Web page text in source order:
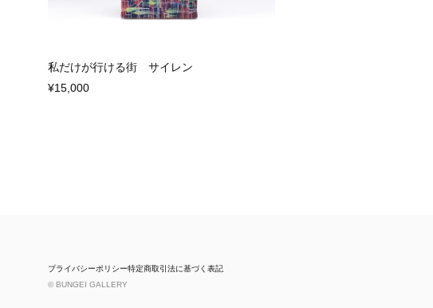
私だけが行ける街 サイレン
¥15,000
プライバシーポリシー特定商取引法に基づく表記
© BUNGEI GALLERY